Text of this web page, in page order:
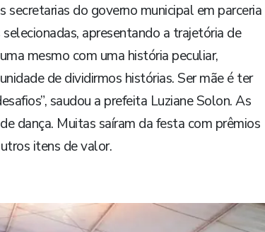
do governo municipal em parceria
apresentando a trajetória de
mesmo com uma história peculiar,
de dividirmos histórias. Ser mãe é ter
saudou a prefeita Luziane Solon. As
dança. Muitas saíram da festa com prêmios
itens de valor.